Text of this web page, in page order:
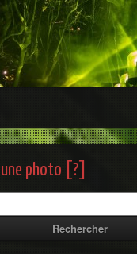
photo [?]